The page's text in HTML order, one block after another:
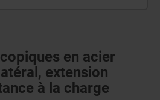
en acier
extension
à la charge